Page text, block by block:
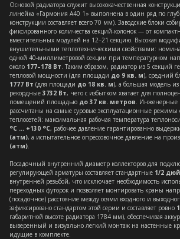
Основой радиатора служит высококачественная
линейка «Гармония А40 1» выполнена в один ряд по
конструкции составляет всего 70 мм). Заводские блоки
фиксированного количества секций-колонок — от
вместительных модулей на 12–21 секцию. Высокая
внушительными теплотехническими свойствами:
одной 40-миллиметровой секции при температурном
около 177–178 Вт. Таким образом, радиатор из 5 секций
тепловой мощности (для площади до 9 кв. м), средний
1777 Вт (для площади до 18 кв. м), а большая модель
рекордные 3732 Вт, чего с избытком хватает для
помещений площадью до 37 кв. метров. Инженерные
рассчитаны на самые суровые эксплуатационные режимы
теплосетей: максимальная рабочая температура
°C ... +130 °C, рабочее давление гарантированно
(атм), а испытательное опрессовочное давление на
(атм).
Посадочный внутренний диаметр коллекторов для
регулирующей арматуры составляет стандартные 1/2
внутренней резьбой, что исключает необходимость
переходных футорок и позволяет монтировать краны
(посадочное) расстояние между осями входного и
зафиксировано стандартом этой серии и составляет ровно
габаритной высоте радиатора 1784 мм), обеспечивая
выверенный и визуально легкий монтаж на настенные
идущие в комплекте.